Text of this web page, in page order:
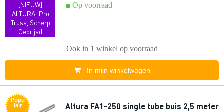
[NIEUW]
ALTURA: Pro
Truss, Scherp
Geprijsd
Op voorraad
Ook in 1 winkel op voorraad
In mijn winkelwagen
Popu
lair Altura FA1-250 single tube buis 2,5 meter